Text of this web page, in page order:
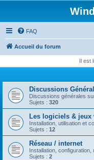
FAQ
Accueil du forum
Il est
Discussions
Discussions générales
Sujets : 320
Les logiciels & jeux
Installation, utilisation et
Sujets : 12
Réseau / internet
Installation, configuration,
Sujets : 2